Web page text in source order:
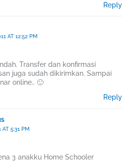
Reply
AT 12:52 PM
Transfer dan konfirmasi
juga sudah dikirimkan. Sampai
online.. 🙂
Reply
AT 5:31 PM
3 anakku Home Schooler